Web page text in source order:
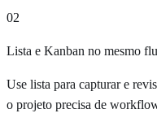
02
Lista e Kanban no mesmo
Use lista para capturar e
o projeto precisa de